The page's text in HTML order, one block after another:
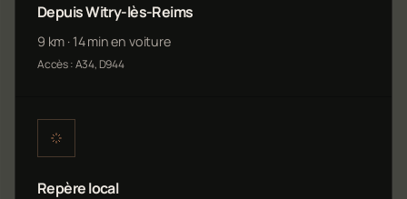
Depuis Witry-lès-Reims
9 km · 14 min en voiture
Accès : A34, D944
Repère local